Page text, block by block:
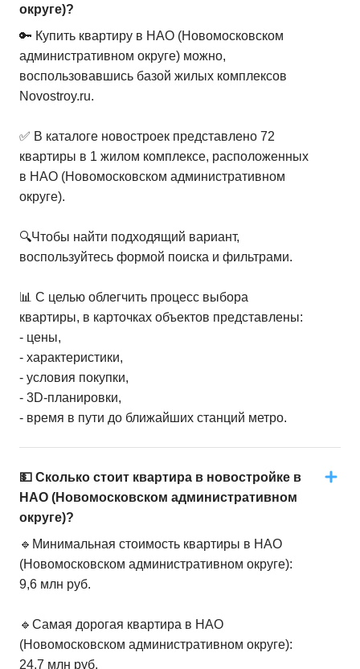
2-комн. кв.
36,1 –
3-комн. кв. от18 257 500 ₽
54,5 –65,1м²
округе)?
🔑 Купить квартиру в НАО (Новомосковском
административном округе) можно,
воспользовавшись базой жилых комплексов
Novostroy.ru.
✅ В каталоге новостроек представлено 72
квартиры в 1 жилом комплексе, расположенных
в НАО (Новомосковском административном
округе).
🔍Чтобы найти подходящий вариант,
воспользуйтесь формой поиска и фильтрами.
📊 С целью облегчить процесс выбора
квартиры, в карточках объектов представлены:
- цены,
- характеристики,
- условия покупки,
- 3D-планировки,
- время в пути до ближайших станций метро.
💵 Сколько стоит квартира в новостройке в
НАО (Новомосковском административном
округе)?
🔹Минимальная стоимость квартиры в НАО
(Новомосковском административном округе):
9,6 млн руб.
🔹Самая дорогая квартира в НАО
(Новомосковском административном округе):
24,7 млн руб.